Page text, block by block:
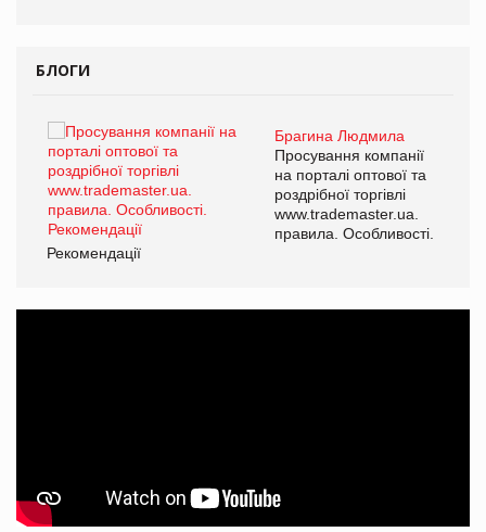
БЛОГИ
Брагина Людмила
Просування компанії
на порталі оптової та
роздрібної торгівлі
www.trademaster.ua.
правила. Особливості.
Рекомендації